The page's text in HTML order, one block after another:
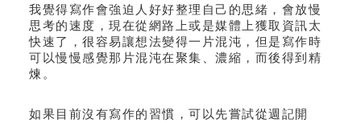
我覺得寫作會強迫人好好整理自己的思緒，會放慢
思考的速度，現在從網路上或是媒體上獲取資訊太
快速了，很容易讓想法變得一片混沌，但是寫作時
可以慢慢感覺那片混沌在聚集、濃縮，而後得到精
煉。
如果目前沒有寫作的習慣，可以先嘗試從週記開